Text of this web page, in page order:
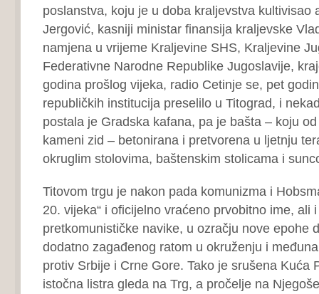
poslanstva, koju je u doba kraljevstva kultivisao
Jergović, kasniji ministar finansija kraljevske
namjena u vrijeme Kraljevine SHS, Kraljevine
Federativne Narodne Republike Jugoslavije,
godina prošlog vijeka, radio Cetinje se, pet
republičkih institucija preselilo u Titograd, i
postala je Gradska kafana, pa je bašta – koju
kameni zid – betonirana i pretvorena u ljetnju
okruglim stolovima, baštenskim stolicama i
Titovom trgu je nakon pada komunizma i
20. vijeka“ i oficijelno vraćeno prvobitno ime, ali
pretkomunističke navike, u ozračju nove epohe
dodatno zagađenog ratom u okruženju i
protiv Srbije i Crne Gore. Tako je srušena Kuća
istočna listra gleda na Trg, a pročelje na